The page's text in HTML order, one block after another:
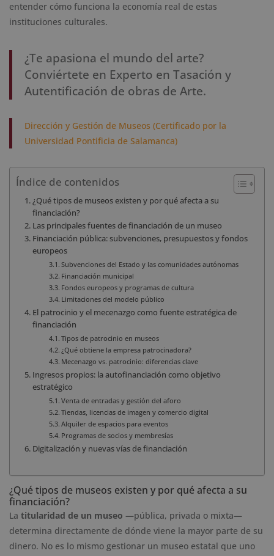
entender cómo funciona la economía real de estas
instituciones culturales.
¿Te apasiona el mundo del arte?
Conviértete en Experto en Tasación y
Autentificación de obras de Arte.
Dirección y Gestión de Museos (Certificado por la
Universidad Pontificia de Salamanca)
Índice de contenidos
¿Qué tipos de museos existen y por qué afecta a su
financiación?
Las principales fuentes de financiación de un museo
Financiación pública: subvenciones, presupuestos y fondos
europeos
Subvenciones del Estado y las comunidades autónomas
Financiación municipal
Fondos europeos y programas de cultura
Limitaciones del modelo público
El patrocinio y el mecenazgo como fuente estratégica de
financiación
Tipos de patrocinio en museos
¿Qué obtiene la empresa patrocinadora?
Mecenazgo vs. patrocinio: diferencias clave
Ingresos propios: la autofinanciación como objetivo
estratégico
Venta de entradas y gestión del aforo
Tiendas, licencias de imagen y comercio digital
Alquiler de espacios para eventos
Programas de socios y membresías
Digitalización y nuevas vías de financiación
¿Qué tipos de museos existen y por qué afecta a su
financiación?
La titularidad de un museo —pública, privada o mixta—
determina directamente de dónde viene la mayor parte de su
dinero. No es lo mismo gestionar un museo estatal que uno